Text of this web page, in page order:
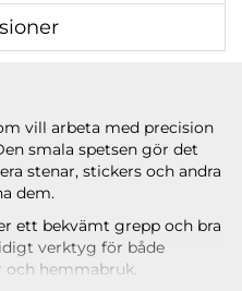
vill arbeta med precision
smala spetsen gör det
stenar, stickers och andra
dem.
ett bekvämt grepp och bra
verktyg för både
och hemmabruk.